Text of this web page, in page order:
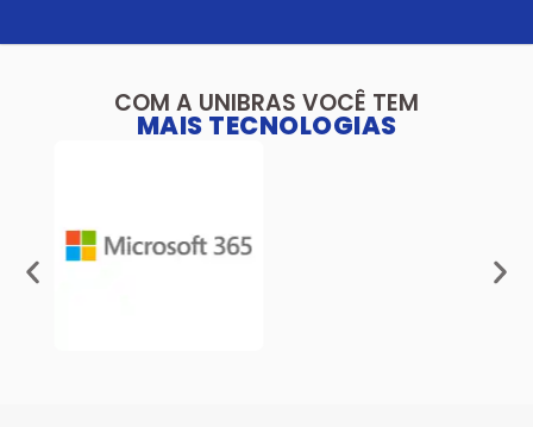
COM A UNIBRAS VOCÊ TEM
MAIS TECNOLOGIAS